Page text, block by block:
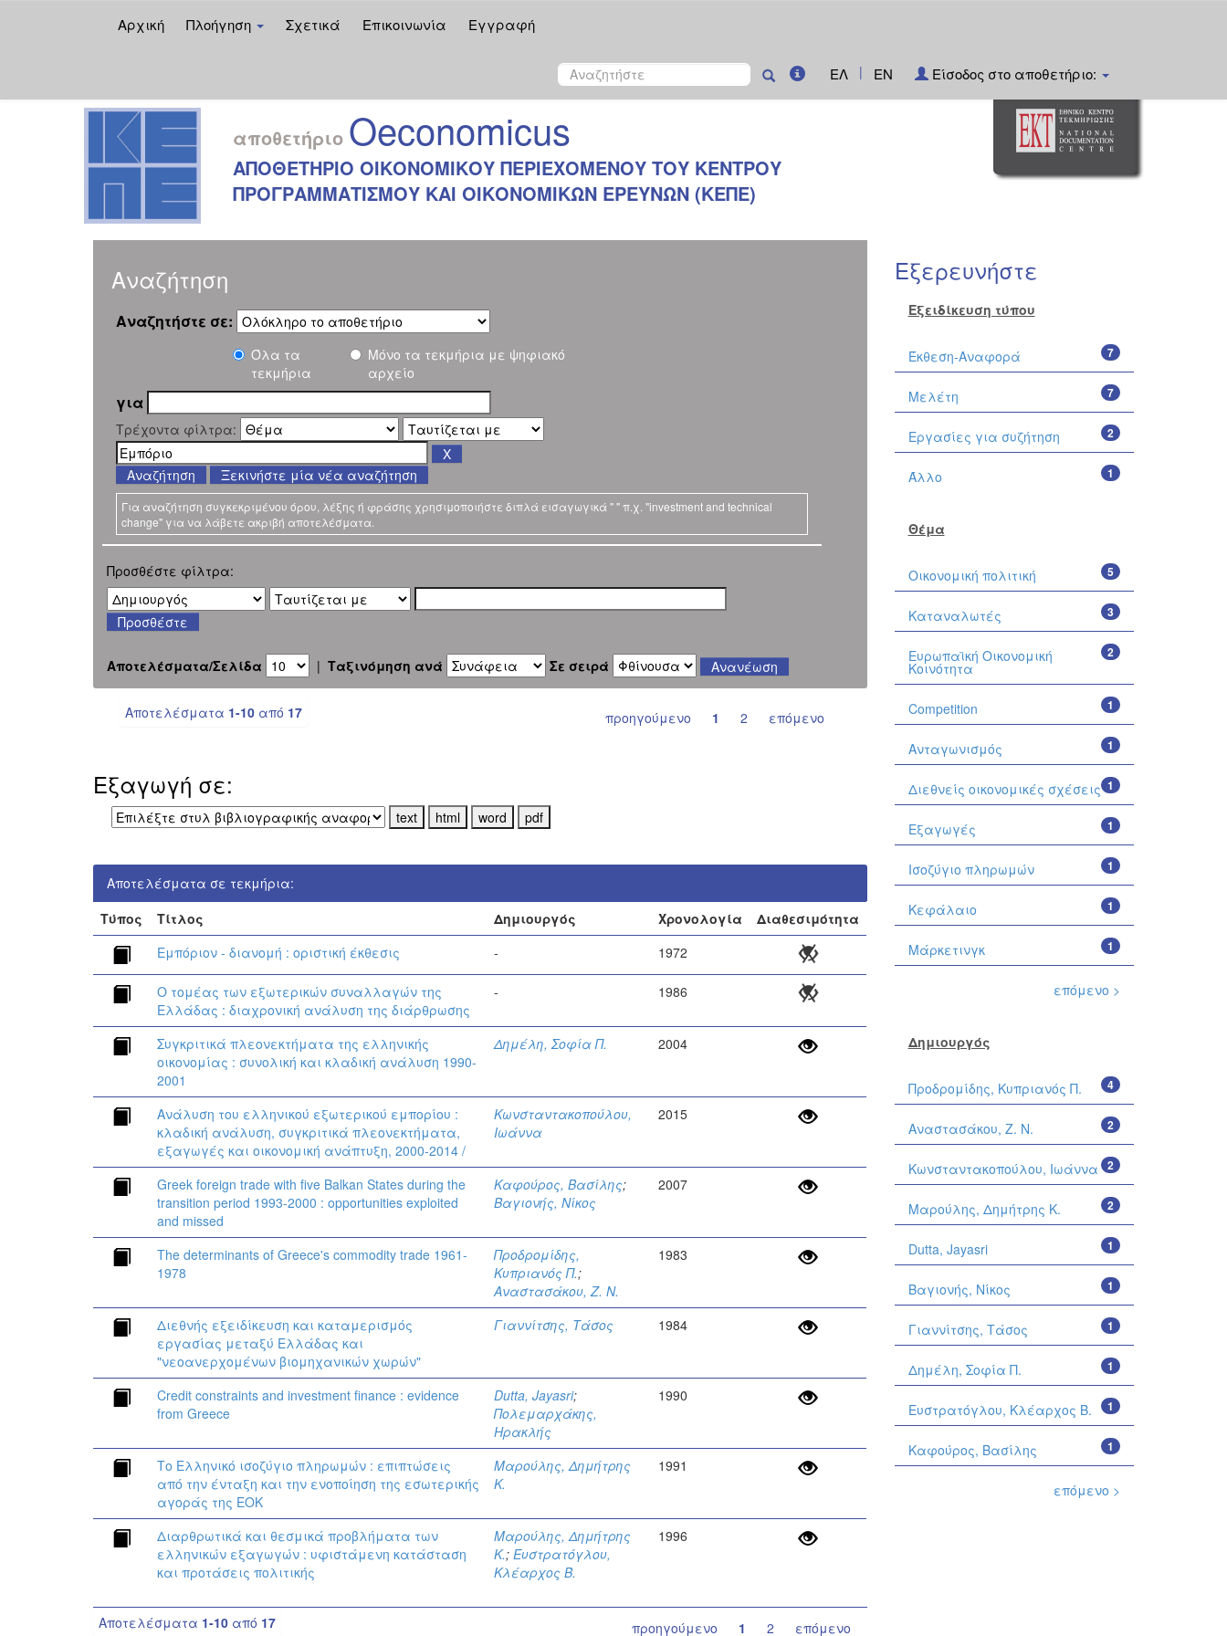
Αρχική Πλοήγηση Σχετικά Επικοινωνία Εγγραφή
ΕΛ | EN Είσοδος στο αποθετήριο:
αποθετήριο Oeconomicus
ΑΠΟΘΕΤΗΡΙΟ ΟΙΚΟΝΟΜΙΚΟΥ ΠΕΡΙΕΧΟΜΕΝΟΥ ΤΟΥ ΚΕΝΤΡΟΥ
ΠΡΟΓΡΑΜΜΑΤΙΣΜΟΥ ΚΑΙ ΟΙΚΟΝΟΜΙΚΩΝ ΕΡΕΥΝΩΝ (ΚΕΠΕ)
Αναζήτηση
Αναζητήστε σε:
Όλα τα
τεκμήρια
Μόνο τα τεκμήρια με ψηφιακό
αρχείο
για
Τρέχοντα φίλτρα:
Ξεκινήστε μία νέα αναζήτηση
Για αναζήτηση συγκεκριμένου όρου, λέξης ή φράσης χρησιμοποιήστε διπλά εισαγωγικά " " π.χ. "investment and technical
change" για να λάβετε ακριβή αποτελέσματα.
Προσθέστε φίλτρα:
Αποτελέσματα/Σελίδα | Ταξινόμηση ανά Σε σειρά
Αποτελέσματα 1-10 από 17 προηγούμενο 1 2 επόμενο
Εξαγωγή σε:
Αποτελέσματα σε τεκμήρια:
Τύπος
Τίτλος Δημιουργός Χρονολογία
Διαθεσιμότητα
Εμπόριον - διανομή : οριστική έκθεσις
- 1972
Ο τομέας των εξωτερικών συναλλαγών της
Ελλάδας : διαχρονική ανάλυση της διάρθρωσης
- 1986
Συγκριτικά πλεονεκτήματα της ελληνικής
οικονομίας : συνολική και κλαδική ανάλυση 1990-
2001
Δημέλη, Σοφία Π. 2004
Ανάλυση του ελληνικού εξωτερικού εμπορίου :
κλαδική ανάλυση, συγκριτικά πλεονεκτήματα,
εξαγωγές και οικονομική ανάπτυξη, 2000-2014 /
Κωνσταντακοπούλου,
Ιωάννα
2015
Greek foreign trade with five Balkan States during the
transition period 1993-2000 : opportunities exploited
and missed
Καφούρος, Βασίλης;
Βαγιονής, Νίκος
2007
The determinants of Greece's commodity trade 1961-
1978
Προδρομίδης,
Κυπριανός Π.;
Αναστασάκου, Ζ. Ν.
1983
Διεθνής εξειδίκευση και καταμερισμός
εργασίας μεταξύ Ελλάδας και
"νεοανερχομένων βιομηχανικών χωρών"
Γιαννίτσης, Τάσος 1984
Credit constraints and investment finance : evidence
from Greece
Dutta, Jayasri;
Πολεμαρχάκης,
Ηρακλής
1990
Το Ελληνικό ισοζύγιο πληρωμών : επιπτώσεις
από την ένταξη και την ενοποίηση της εσωτερικής
αγοράς της ΕΟΚ
Μαρούλης, Δημήτρης
Κ.
1991
Διαρθρωτικά και θεσμικά προβλήματα των
ελληνικών εξαγωγών : υφιστάμενη κατάσταση
και προτάσεις πολιτικής
Μαρούλης, Δημήτρης
Κ.;Ευστρατόγλου,
Κλέαρχος Β.
1996
Αποτελέσματα 1-10 από 17 προηγούμενο 1 2 επόμενο
Εξερευνήστε
Εξειδίκευση τύπου
7
Έκθεση-Αναφορά
7
Μελέτη
2
Εργασίες για συζήτηση
1
Άλλο
Θέμα
5
Οικονομική πολιτική
3
Καταναλωτές
2
Ευρωπαϊκή Οικονομική
Κοινότητα
1
Competition
1
Ανταγωνισμός
1
Διεθνείς οικονομικές σχέσεις
1
Εξαγωγές
1
Ισοζύγιο πληρωμών
1
Κεφάλαιο
1
Μάρκετινγκ
επόμενο >
Δημιουργός
4
Προδρομίδης, Κυπριανός Π.
2
Αναστασάκου, Ζ. Ν.
2
Κωνσταντακοπούλου, Ιωάννα
2
Μαρούλης, Δημήτρης Κ.
1
Dutta, Jayasri
1
Βαγιονής, Νίκος
1
Γιαννίτσης, Τάσος
1
Δημέλη, Σοφία Π.
1
Ευστρατόγλου, Κλέαρχος Β.
1
Καφούρος, Βασίλης
επόμενο >